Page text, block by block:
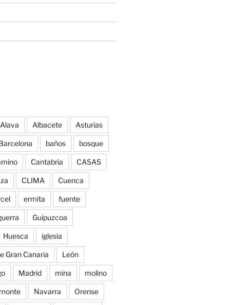
Alava Albacete Asturias
baños bosque
Cantabria CASAS
CLIMA Cuenca
ermita fuente
Guipuzcoa
Huesca iglesia
Gran Canaria León
Madrid mina molino
monte Navarra Orense